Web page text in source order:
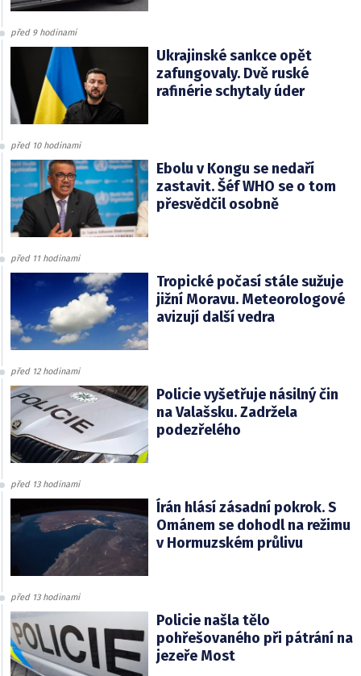
před 9 hodinami
Ukrajinské sankce opět
zafungovaly. Dvě ruské
rafinérie schytaly úder
před 10 hodinami
Ebolu v Kongu se nedaří
zastavit. Šéf WHO se o tom
přesvědčil osobně
před 11 hodinami
Tropické počasí stále sužuje
jižní Moravu. Meteorologové
avizují další vedra
před 12 hodinami
Policie vyšetřuje násilný čin
na Valašsku. Zadržela
podezřelého
před 13 hodinami
Írán hlásí zásadní pokrok. S
Ománem se dohodl na režimu
v Hormuzském průlivu
před 13 hodinami
Policie našla tělo
pohřešovaného při pátrání na
jezeře Most